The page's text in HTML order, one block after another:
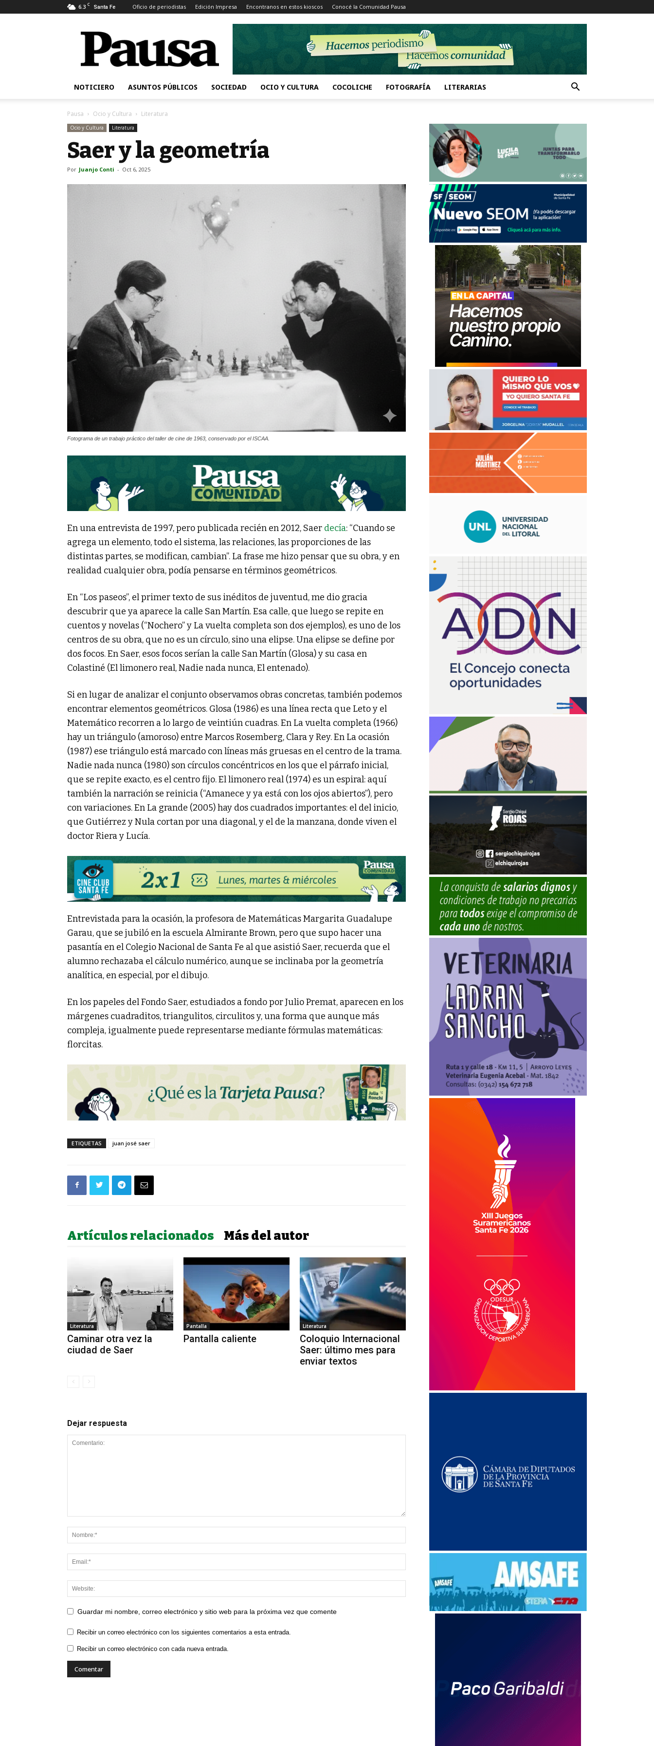
6.3 C Santa Fe Oficio de periodistas Edición Impresa Encontranos en estos kioscos Conocé la Comunidad Pausa
Pausa
NOTICIERO ASUNTOS PÚBLICOS SOCIEDAD OCIO Y CULTURA COCOLICHE FOTOGRAFÍA LITERARIAS
Pausa Ocio y Cultura Literatura
Ocio y Cultura Literatura
Saer y la geometría
Por Juanjo Conti - Oct 6, 2025
Fotograma de un trabajo práctico del taller de cine de 1963, conservado por el ISCAA.
En una entrevista de 1997, pero publicada recién en 2012, Saer decía: “Cuando se
agrega un elemento, todo el sistema, las relaciones, las proporciones de las
distintas partes, se modifican, cambian”. La frase me hizo pensar que su obra, y en
realidad cualquier obra, podía pensarse en términos geométricos.
En “Los paseos”, el primer texto de sus inéditos de juventud, me dio gracia
descubrir que ya aparece la calle San Martín. Esa calle, que luego se repite en
cuentos y novelas (“Nochero” y La vuelta completa son dos ejemplos), es uno de los
centros de su obra, que no es un círculo, sino una elipse. Una elipse se define por
dos focos. En Saer, esos focos serían la calle San Martín (Glosa) y su casa en
Colastiné (El limonero real, Nadie nada nunca, El entenado).
Si en lugar de analizar el conjunto observamos obras concretas, también podemos
encontrar elementos geométricos. Glosa (1986) es una línea recta que Leto y el
Matemático recorren a lo largo de veintiún cuadras. En La vuelta completa (1966)
hay un triángulo (amoroso) entre Marcos Rosemberg, Clara y Rey. En La ocasión
(1987) ese triángulo está marcado con líneas más gruesas en el centro de la trama.
Nadie nada nunca (1980) son círculos concéntricos en los que el párrafo inicial,
que se repite exacto, es el centro fijo. El limonero real (1974) es un espiral: aquí
también la narración se reinicia (“Amanece y ya está con los ojos abiertos”), pero
con variaciones. En La grande (2005) hay dos cuadrados importantes: el del inicio,
que Gutiérrez y Nula cortan por una diagonal, y el de la manzana, donde viven el
doctor Riera y Lucía.
Entrevistada para la ocasión, la profesora de Matemáticas Margarita Guadalupe
Garau, que se jubiló en la escuela Almirante Brown, pero que supo hacer una
pasantía en el Colegio Nacional de Santa Fe al que asistió Saer, recuerda que el
alumno rechazaba el cálculo numérico, aunque se inclinaba por la geometría
analítica, en especial, por el dibujo.
En los papeles del Fondo Saer, estudiados a fondo por Julio Premat, aparecen en los
márgenes cuadraditos, triangulitos, circulitos y, una forma que aunque más
compleja, igualmente puede representarse mediante fórmulas matemáticas:
florcitas.
ETIQUETAS juan josé saer
Artículos relacionados Más del autor
Literatura
Caminar otra vez la
ciudad de Saer
Pantalla
Pantalla caliente
Literatura
Coloquio Internacional
Saer: último mes para
enviar textos
Dejar respuesta
Guardar mi nombre, correo electrónico y sitio web para la próxima vez que comente
Recibir un correo electrónico con los siguientes comentarios a esta entrada.
Recibir un correo electrónico con cada nueva entrada.